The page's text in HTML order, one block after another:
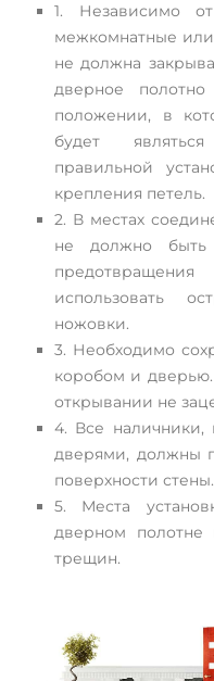
1. Независимо
межкомнатные
не должна
дверное
положении, в
будет
правильной
крепления петель.
2. В местах
не должно
использовать
ножовки.
3. Необходимо
коробом и
открывании не
4. Все наличники,
дверями, должны
поверхности стены.
5. Места
дверном
трещин.